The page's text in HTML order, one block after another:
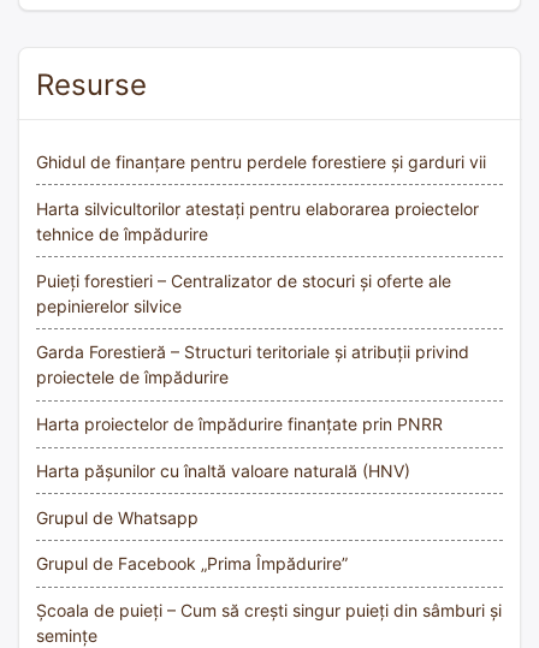
Resurse
Ghidul de finanțare pentru perdele forestiere și garduri vii
Harta silvicultorilor atestați pentru elaborarea proiectelor
tehnice de împădurire
Puieți forestieri – Centralizator de stocuri și oferte ale
pepinierelor silvice
Garda Forestieră – Structuri teritoriale și atribuții privind
proiectele de împădurire
Harta proiectelor de împădurire finanțate prin PNRR
Harta pășunilor cu înaltă valoare naturală (HNV)
Grupul de Whatsapp
Grupul de Facebook „Prima Împădurire”
Școala de puieți – Cum să crești singur puieți din sâmburi și
semințe